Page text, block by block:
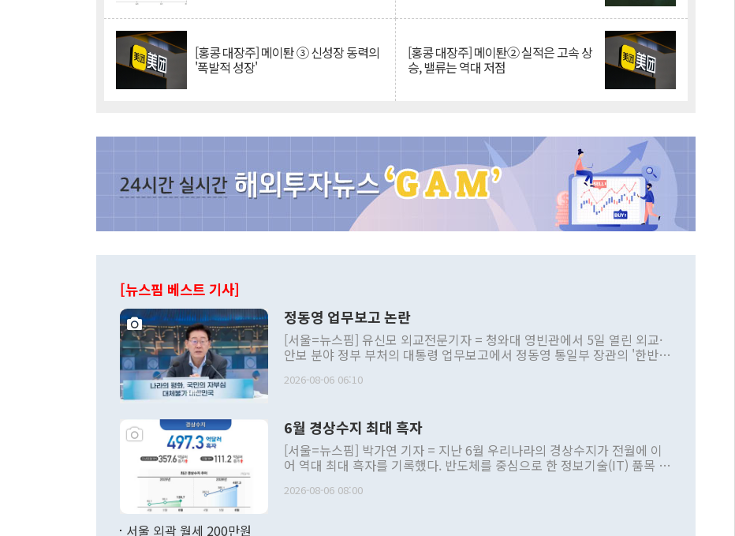
[홍콩 대장주] 메이퇀 ③ 신성장 동력의
'폭발적 성장'
[홍콩 대장주] 메이퇀② 실적은 고속 상
승, 밸류는 역대 저점
[뉴스핌 베스트 기사]
정동영 업무보고 논란
[서울=뉴스핌] 유신모 외교전문기자 = 청와대 영빈관에서 5일 열린 외교·
안보 분야 정부 부처의 대통령 업무보고에서 정동영 통일부 장관의 '한반도
발언 중에는 정부 내 조율을 거치지 않은 사안을 정책으로 추진하겠다고 공
주의적 희망에 근거한 비현실적 구상'이라는 비판을 내놨다. 그동안 정 장
관의 대북 정책 관련 발언이 물의를 빚은 적은 여러 번 있지만 대통령과 유
관 부처 장관이 공개적으로 부정적 입장을 표명한 것은 이례적이다. 정 장
관의 무리한 대북 접근법과 월권을 제어해야 한다는 목소리도 높아지고 있
다. [정동영 통일부 장관이 지난달 23일 오후 서울 종로구 정부서울청사에
2026-08-06 06:10
6월 경상수지 최대 흑자
[서울=뉴스핌] 박가연 기자 = 지난 6월 우리나라의 경상수지가 전월에 이
어 역대 최대 흑자를 기록했다. 반도체를 중심으로 한 정보기술(IT) 품목 수
료=한국은행] 한국은행이 6일 발표한 '2026년 6월 국제수지(잠정)'에 따르
2026-08-06 08:00
서울 외곽 월세 200만원